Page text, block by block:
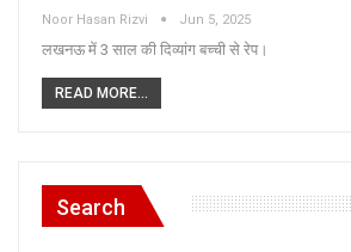
Noor Hasan Rizvi Jun 5, 2025
लखनऊ में 3 साल की दिव्यांग बच्ची से रेप।
READ MORE...
Search